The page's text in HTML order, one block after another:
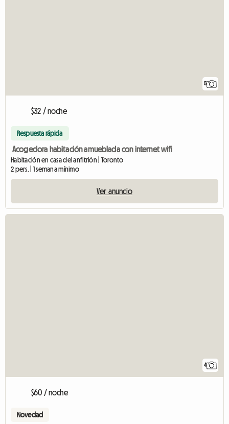
5
$32 / noche
Respuesta rápida
Acogedora habitación amueblada con internet wifi
Habitación en casa del anfitrión | Toronto
2 pers. | 1 semana mínimo
Ver anuncio
4
$60 / noche
Novedad